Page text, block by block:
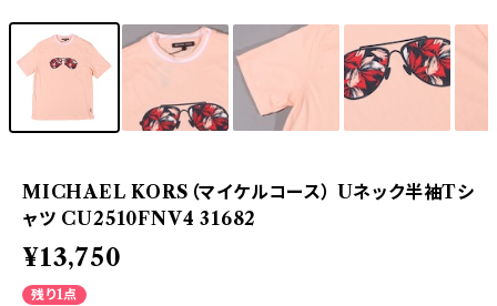
MICHAEL KORS（マイケルコース） Uネック半袖Tシ
ャツ CU2510FNV4 31682
¥13,750
残り1点